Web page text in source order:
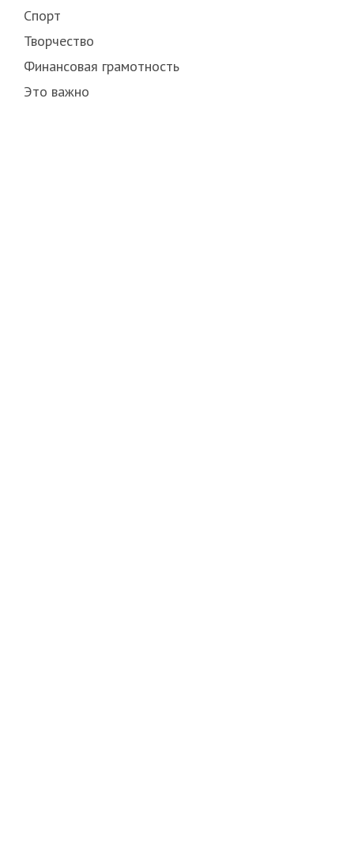
Спорт
Творчество
Финансовая грамотность
Это важно